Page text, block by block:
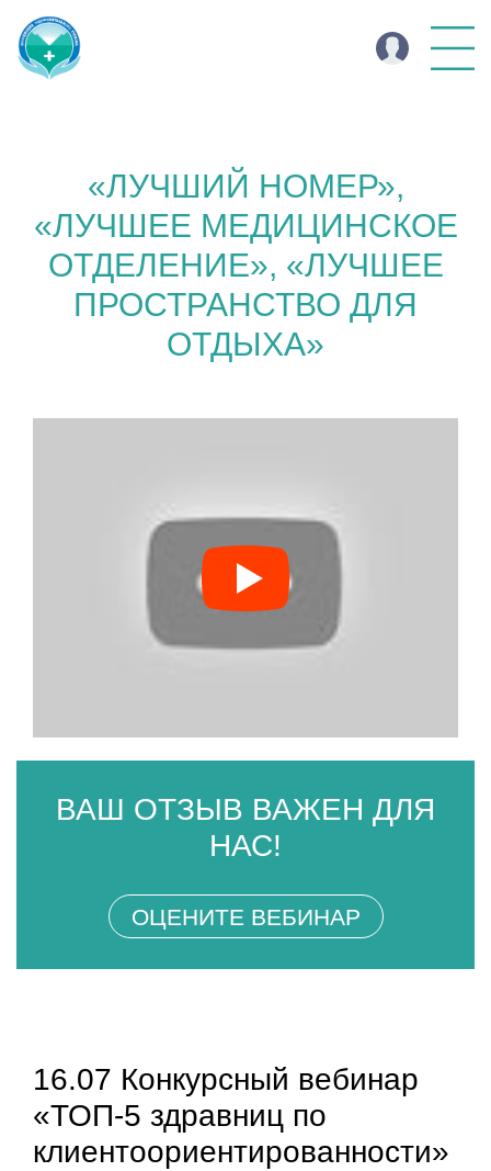
«ЛУЧШИЙ НОМЕР»,
«ЛУЧШЕЕ МЕДИЦИНСКОЕ
ОТДЕЛЕНИЕ», «ЛУЧШЕЕ
ПРОСТРАНСТВО ДЛЯ
ОТДЫХА»
ВАШ ОТЗЫВ ВАЖЕН ДЛЯ
НАС!
ОЦЕНИТЕ ВЕБИНАР
16.07 Конкурсный вебинар
«ТОП-5 здравниц по
клиентоориентированности»